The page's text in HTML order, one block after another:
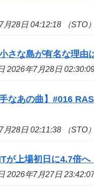
28日 04:12:18 （STO）
さな島が有名な理由
2026年7月28日 02:30:09
手なあの曲】#016
28日 02:11:38 （STO）
が上場初日に4.7倍
2026年7月27日 23:42:07